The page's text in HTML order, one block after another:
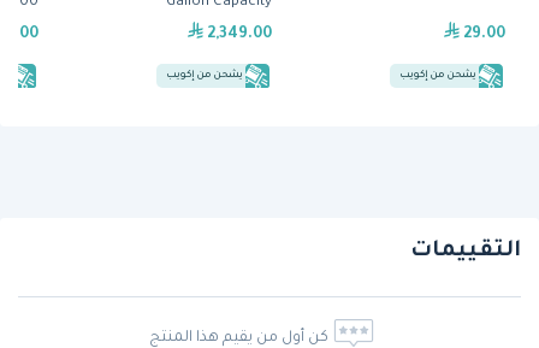
29.00
يشحن من إكويب
2,349.00
يشحن من إكويب
التقييمات
كن أول من يقيم هذا المنتج